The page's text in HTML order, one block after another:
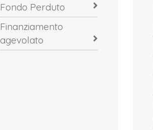
Fondo Perduto
Finanziamento
agevolato